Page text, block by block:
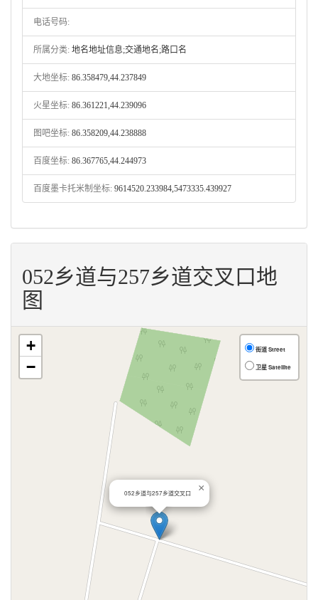
电话号码:
所属分类: 地名地址信息;交通地名;路口名
大地坐标: 86.358479,44.237849
火星坐标: 86.361221,44.239096
图吧坐标: 86.358209,44.238888
百度坐标: 86.367765,44.244973
百度墨卡托米制坐标: 9614520.233984,5473335.439927
052乡道与257乡道交叉口地
图
052乡道与257乡道交叉口 ×
+
−
街道 Street
卫星 Satellite